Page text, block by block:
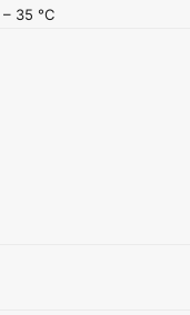
– 35 C